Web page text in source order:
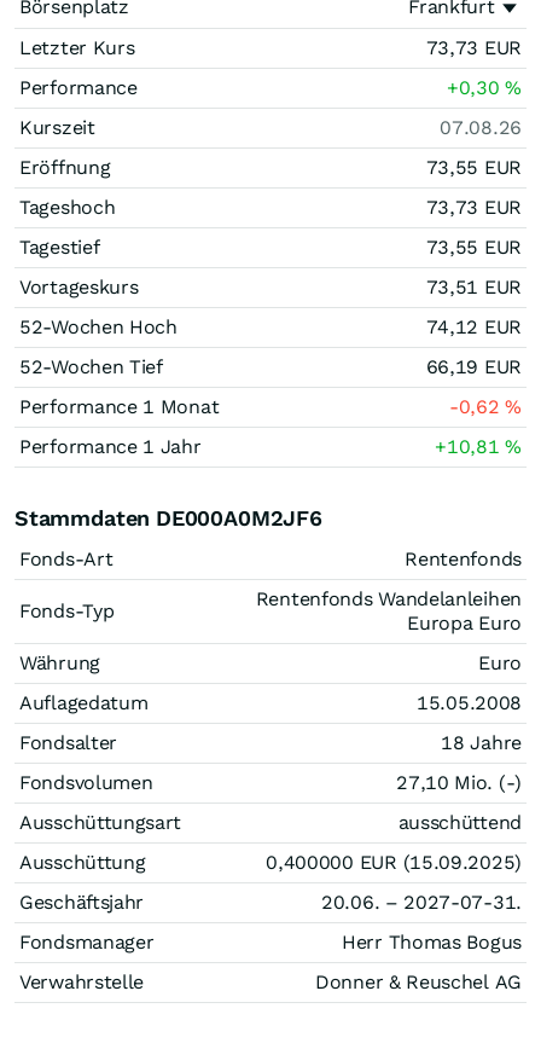
Börsenplatz
Frankfurt
Letzter Kurs
73,73 EUR
Performance
+0,30%
Kurszeit
07.08.26
Eröffnung
73,55 EUR
Tageshoch
73,73 EUR
Tagestief
73,55 EUR
Vortageskurs
73,51 EUR
52-Wochen Hoch
74,12 EUR
52-Wochen Tief
66,19 EUR
Performance 1 Monat
-0,62%
Performance 1 Jahr
+10,81%
Stammdaten DE000A0M2JF6
Fonds-Art Rentenfonds
Fonds-Typ
Rentenfonds Wandelanleihen
Europa Euro
Währung
Euro
Auflagedatum
15.05.2008
Fondsalter
18 Jahre
Fondsvolumen
27,10 Mio. (-)
Ausschüttungsart
ausschüttend
Ausschüttung
0,400000 EUR (15.09.2025)
Geschäftsjahr
20.06. – 2027-07-31.
Fondsmanager
Herr Thomas Bogus
Verwahrstelle
Donner & Reuschel AG